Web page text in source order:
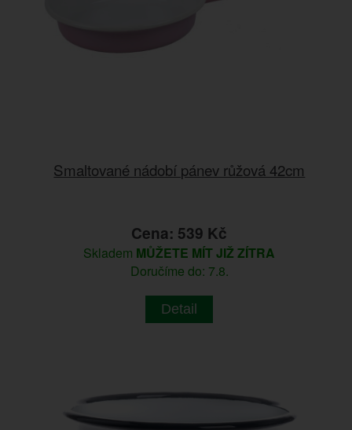
Smaltované nádobí pánev růžová 42cm
Cena: 539 Kč
Skladem MŮŽETE MÍT JIŽ ZÍTRA
Doručíme do: 7.8.
Detail